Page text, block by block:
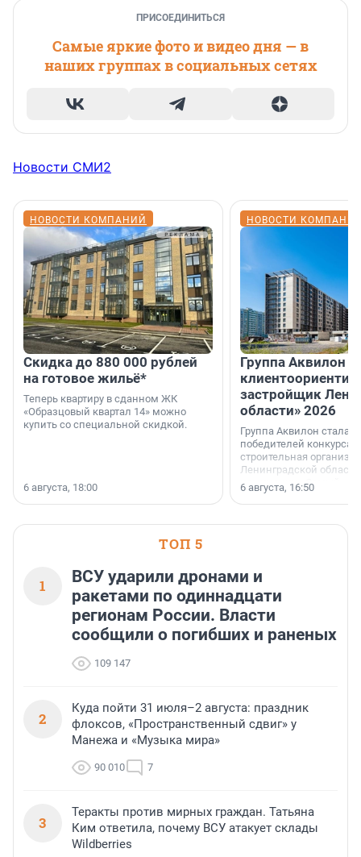
ПРИСОЕДИНИТЬСЯ
Самые яркие фото и видео дня — в
наших группах в социальных сетях
Новости СМИ2
НОВОСТИ КОМПАНИЙ
Скидка до 880 000 рублей
на готовое жильё*
Теперь квартиру в сданном ЖК
«Образцовый квартал 14» можно
купить со специальной скидкой.
6 августа, 18:00
НОВОСТИ
Группа Аквилон
застройщик
области» 2026
Группа Аквилон стала
победителей конкурса
строительная
Ленинградской области
номинации «Самый
застройщик
6 августа, 16:50
ТОП 5
1
ВСУ ударили дронами и
ракетами по одиннадцати
регионам России. Власти
сообщили о погибших и раненых
109 147
2
Куда пойти 31 июля–2 августа: праздник
флоксов, «Пространственный сдвиг» у
Манежа и «Музыка мира»
90 010 7
3
Теракты против мирных граждан. Татьяна
Ким ответила, почему ВСУ атакует склады
Wildberries